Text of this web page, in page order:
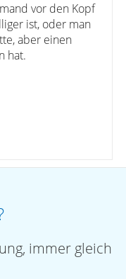
vor den Kopf
ist, oder man
aber einen
hat.
immer gleich